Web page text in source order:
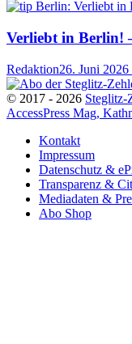
Verliebt in Berlin!
Redaktion26. Juni 2026
© 2017 - 2026 Steglitz-
AccessPress Mag,
Kontakt
Impressum
Datenschutz &
Transparenz &
Mediadaten &
Abo Shop